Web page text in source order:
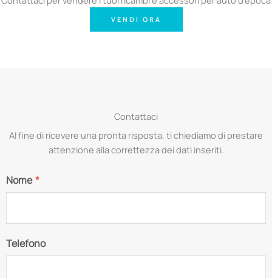
VENDI ORA
Contattaci
Al fine di ricevere una pronta risposta, ti chiediamo di prestare
attenzione alla correttezza dei dati inseriti.
Nome*
Telefono